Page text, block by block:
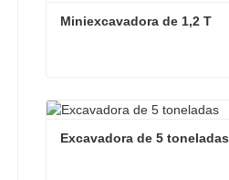
Miniexcavadora de 1,2 T
Miniexcavadora de 1,2 T
Contacta ahora
Excavadora de 5 toneladas